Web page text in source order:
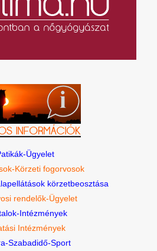
Ügyelet
Körzeti fogorvosok
körzetbeosztása
rendelők-Ügyelet
Intézmények
Intézmények
Szabadidő-Sport